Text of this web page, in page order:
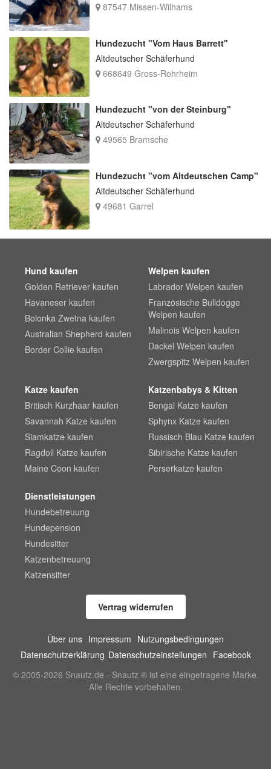
87547 Missen-Wilhams
Hundezucht "Vom Haus Barrett"
Altdeutscher Schäferhund
668649 Gross-Rohrheim
Hundezucht "von der Steinburg"
Altdeutscher Schäferhund
49565 Bramsche
Hundezucht "vom Altdeutschen Camp"
Altdeutscher Schäferhund
49681 Garrel
Hund kaufen
Golden Retriever kaufen
Havaneser kaufen
Bolonka Zwetna kaufen
Australian Shepherd kaufen
Border Collie kaufen
Welpen kaufen
Labrador Welpen kaufen
Französische Bulldogge
Welpen kaufen
Malinois Welpen kaufen
Dackel Welpen kaufen
Zwergspitz Welpen kaufen
Katze kaufen
Britisch Kurzhaar kaufen
Savannah Katze kaufen
Siamkatze kaufen
Ragdoll Katze kaufen
Maine Coon kaufen
Katzenbabys & Kitten
Bengal Katze kaufen
Sphynx Katze kaufen
Russisch Blau Katze kaufen
Sibirische Katze kaufen
Perserkatze kaufen
Dienstleistungen
Hundebetreuung
Hundepension
Hundesitter
Katzenbetreuung
Katzensitter
Vertrag widerrufen
Über uns Impressum Nutzungsbedingungen
Datenschutzerklärung Datenschutzeinstellungen Facebook
© 2005-2026 Snautz.de - Snautz ® ist eine eingetragene Marke.
Alle Rechte vorbehalten.